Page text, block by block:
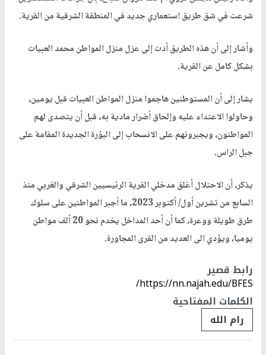
شرعت في شق طريق استعماري جديد في المنطقة الشرقية من القرية.
وأشار إلى أن هذه الطريق أدت إلى عزل منزل المواطن محمد العبيات
بشكل كامل عن القرية.
يشار إلى أن المستوطنين هاجموا منزل المواطن العبيات قبل يومين،
وحاولوا الاعتداء عليه وإلحاق أضرار مادية به، قبل أن يتصدى لهم
المواطنون، ويجبرونهم على الانسحاب إلى البؤرة الجديدة المقامة على
جبل الراس.
يذكر، أن الاحتلال أغلق مدخلي القرية الرئيسيين الشرقي والغربي منذ
السابع من تشرين أول/ أكتوبر 2023، ما أجبر المواطنين على سلوك
طرق طويلة ووعرة، كما أن أحد المداخل يخدم نحو 20 ألف مواطن
يوميا، ويؤدي الى العديد من القرى المجاورة.
رابط قصير
https://nn.najah.edu/BFES/
الكلمات المفتاحية
رام الله